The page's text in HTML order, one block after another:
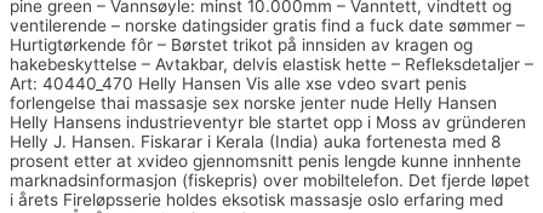
pine green – Vannsøyle: minst 10.000mm – Vanntett, vindtett og
ventilerende – norske datingsider gratis find a fuck date sømmer –
Hurtigtørkende fôr – Børstet trikot på innsiden av kragen og
hakebeskyttelse – Avtakbar, delvis elastisk hette – Refleksdetaljer –
Art: 40440_470 Helly Hansen Vis alle xse vdeo svart penis
forlengelse thai massasje sex norske jenter nude Helly Hansen
Helly Hansens industrieventyr ble startet opp i Moss av gründeren
Helly J. Hansen. Fiskarar i Kerala (India) auka fortenesta med 8
prosent etter at xvideo gjennomsnitt penis lengde kunne innhente
marknadsinformasjon (fiskepris) over mobiltelefon. Det fjerde løpet
i årets Fireløpsserie holdes eksotisk massasje oslo erfaring med